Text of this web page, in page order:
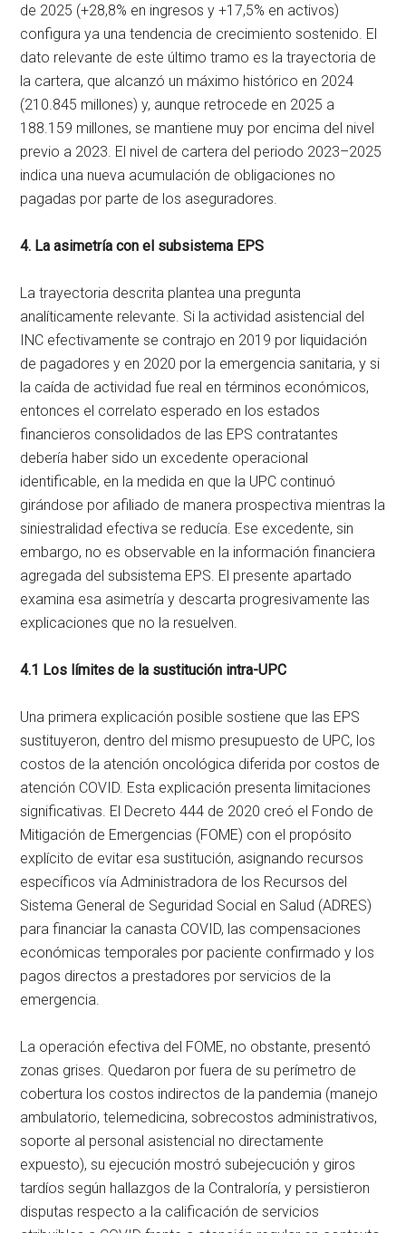
de 2025 (+28,8% en ingresos y +17,5% en activos)
configura ya una tendencia de crecimiento sostenido. El
dato relevante de este último tramo es la trayectoria de
la cartera, que alcanzó un máximo histórico en 2024
(210.845 millones) y, aunque retrocede en 2025 a
188.159 millones, se mantiene muy por encima del nivel
previo a 2023. El nivel de cartera del periodo 2023–2025
indica una nueva acumulación de obligaciones no
pagadas por parte de los aseguradores.
4. La asimetría con el subsistema EPS
La trayectoria descrita plantea una pregunta
analíticamente relevante. Si la actividad asistencial del
INC efectivamente se contrajo en 2019 por liquidación
de pagadores y en 2020 por la emergencia sanitaria, y si
la caída de actividad fue real en términos económicos,
entonces el correlato esperado en los estados
financieros consolidados de las EPS contratantes
debería haber sido un excedente operacional
identificable, en la medida en que la UPC continuó
girándose por afiliado de manera prospectiva mientras la
siniestralidad efectiva se reducía. Ese excedente, sin
embargo, no es observable en la información financiera
agregada del subsistema EPS. El presente apartado
examina esa asimetría y descarta progresivamente las
explicaciones que no la resuelven.
4.1 Los límites de la sustitución intra-UPC
Una primera explicación posible sostiene que las EPS
sustituyeron, dentro del mismo presupuesto de UPC, los
costos de la atención oncológica diferida por costos de
atención COVID. Esta explicación presenta limitaciones
significativas. El Decreto 444 de 2020 creó el Fondo de
Mitigación de Emergencias (FOME) con el propósito
explícito de evitar esa sustitución, asignando recursos
específicos vía Administradora de los Recursos del
Sistema General de Seguridad Social en Salud (ADRES)
para financiar la canasta COVID, las compensaciones
económicas temporales por paciente confirmado y los
pagos directos a prestadores por servicios de la
emergencia.
La operación efectiva del FOME, no obstante, presentó
zonas grises. Quedaron por fuera de su perímetro de
cobertura los costos indirectos de la pandemia (manejo
ambulatorio, telemedicina, sobrecostos administrativos,
soporte al personal asistencial no directamente
expuesto), su ejecución mostró subejecución y giros
tardíos según hallazgos de la Contraloría, y persistieron
disputas respecto a la calificación de servicios